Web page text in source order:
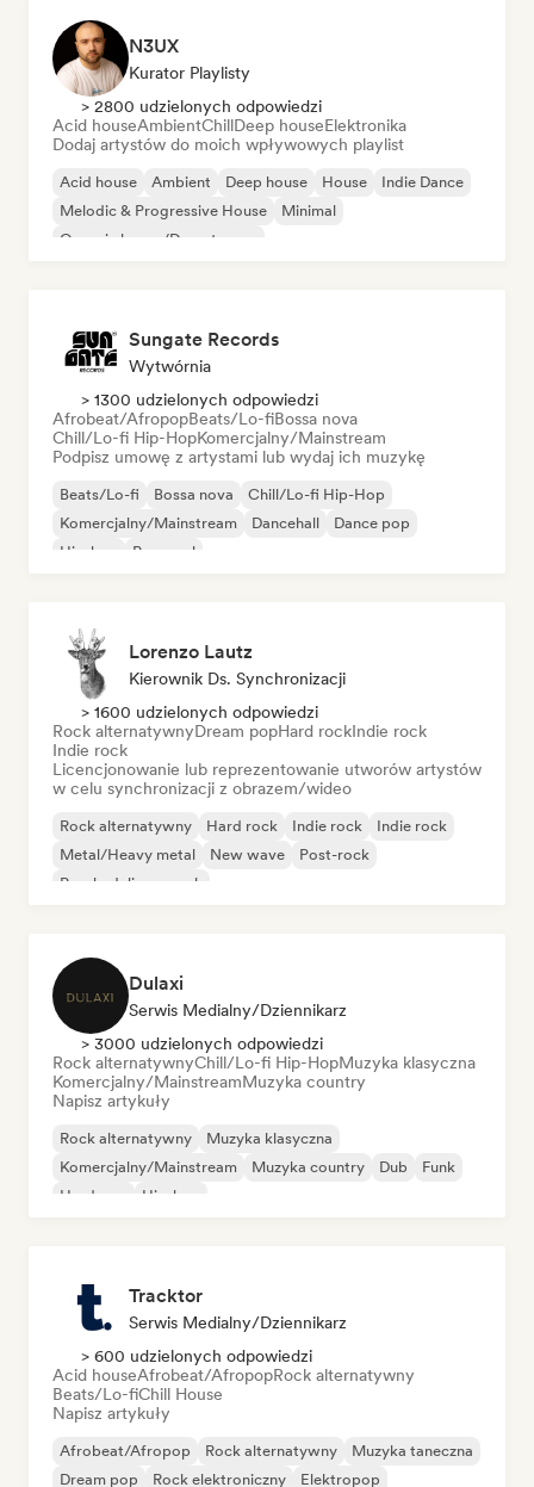
N3UX
Kurator Playlisty
> 2800 udzielonych odpowiedzi
Acid houseAmbientChillDeep houseElektronika
Dodaj artystów do moich wpływowych playlist
Acid house Ambient Deep house House
Indie Dance
Melodic & Progressive House
Minimal
Organic house/Downtempo
Sungate Records
Wytwórnia
> 1300 udzielonych odpowiedzi
Afrobeat/AfropopBeats/Lo-fiBossa nova
Chill/Lo-fi Hip-HopKomercjalny/Mainstream
Podpisz umowę z artystami lub wydaj ich muzykę
Beats/Lo-fi Bossa nova
Chill/Lo-fi Hip-Hop
Komercjalny/Mainstream
Dancehall
Dance pop
Hip-hop
Pop-soul
Lorenzo Lautz
Kierownik Ds. Synchronizacji
> 1600 udzielonych odpowiedzi
Rock alternatywnyDream popHard rockIndie rock
Indie rock
Licencjonowanie lub reprezentowanie utworów artystów
w celu synchronizacji z obrazem/wideo
Rock alternatywny Hard rock Indie rock
Indie rock
Metal/Heavy metal
New wave
Post-rock
Psychedeliczny rock
Dulaxi
Serwis Medialny/Dziennikarz
> 3000 udzielonych odpowiedzi
Rock alternatywnyChill/Lo-fi Hip-HopMuzyka klasyczna
Komercjalny/MainstreamMuzyka country
Napisz artykuły
Rock alternatywny
Muzyka klasyczna
Komercjalny/Mainstream
Muzyka country Dub
Funk
Hardcore
Hip-hop
Tracktor
Serwis Medialny/Dziennikarz
> 600 udzielonych odpowiedzi
Acid houseAfrobeat/AfropopRock alternatywny
Beats/Lo-fiChill House
Napisz artykuły
Afrobeat/Afropop Rock alternatywny
Muzyka taneczna
Dream pop
Rock elektroniczny Elektropop